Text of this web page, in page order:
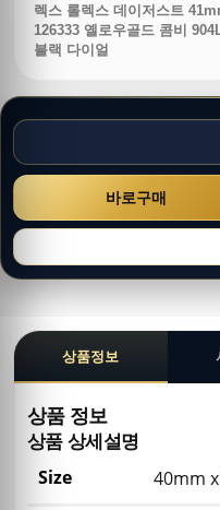
렉스 롤렉스 데이저스트
126333 옐로우골드 콤비
블랙 다이얼
상품정보
상품 정보
상품 상세설명
Size 40mm